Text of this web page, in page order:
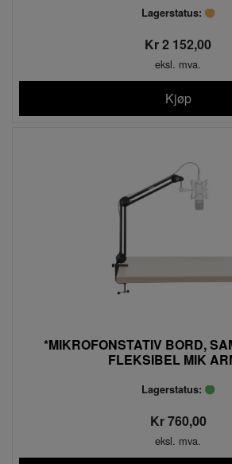
Lagerstatus:
Kr 2 152,00
eksl. mva.
Kjøp
*MIKROFONSTATIV BORD,
FLEKSIBEL MIK
Lagerstatus:
Kr 760,00
eksl. mva.